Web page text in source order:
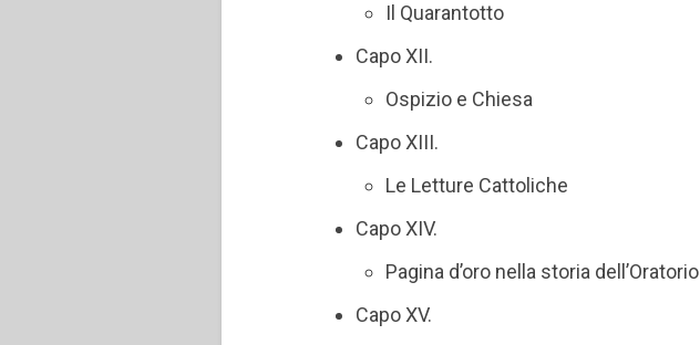
Il Quarantotto
Capo XII.
Ospizio e Chiesa
Capo XIII.
Le Letture Cattoliche
Capo XIV.
Pagina d’oro nella storia dell’Oratorio
Capo XV.